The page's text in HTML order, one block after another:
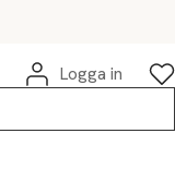
Logga in